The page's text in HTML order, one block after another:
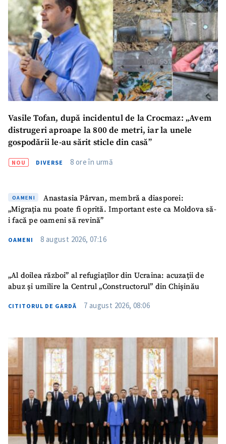
Vasile Tofan, după incidentul de la Crocmaz: „Avem
distrugeri aproape la 800 de metri, iar la unele
gospodării le-au sărit sticle din casă”
NOU DIVERSE 8 ore în urmă
OAMENI
Anastasia Pârvan, membră a diasporei:
„Migrația nu poate fi oprită. Important este ca Moldova să-
i facă pe oameni să revină”
OAMENI 8 august 2026, 07:16
„Al doilea război” al refugiaților din Ucraina: acuzații de
abuz și umilire la Centrul „Constructorul” din Chișinău
CITITORUL DE GARDĂ 7 august 2026, 08:06